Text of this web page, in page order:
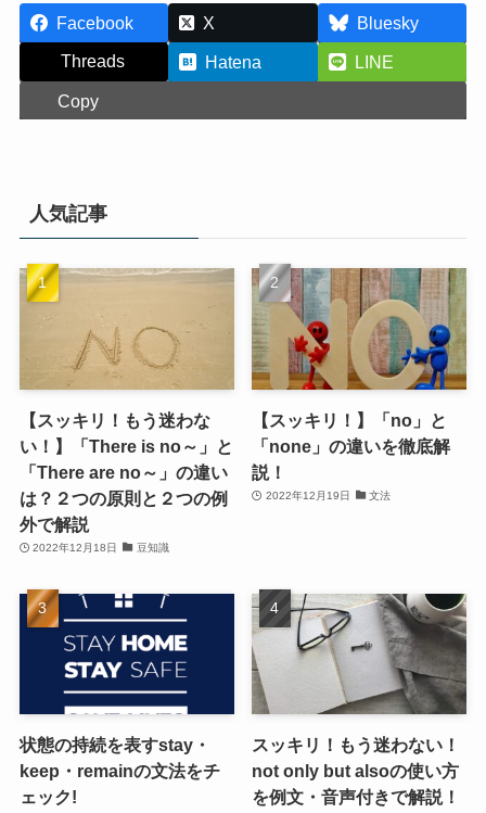
Facebook X
Bluesky
Threads
Hatena
LINE
Copy
人気記事
【スッキリ！もう迷わな
い！】「There is no～」と
「There are no～」の違い
は？２つの原則と２つの例
外で解説
2022年12月18日 豆知識
【スッキリ！】「no」と
「none」の違いを徹底解
説！
2022年12月19日 文法
状態の持続を表すstay・
keep・remainの文法をチ
ェック!
スッキリ！もう迷わない！
not only but alsoの使い方
を例文・音声付きで解説！